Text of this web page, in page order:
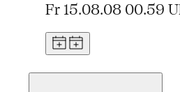
Fr 15.08.08 00.59